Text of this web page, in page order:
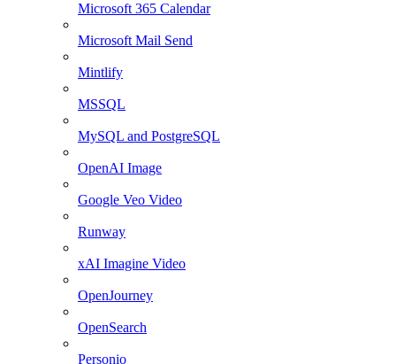
Microsoft 365 Calendar
Microsoft Mail Send
Mintlify
MSSQL
MySQL and PostgreSQL
OpenAI Image
Google Veo Video
Runway
xAI Imagine Video
OpenJourney
OpenSearch
Personio